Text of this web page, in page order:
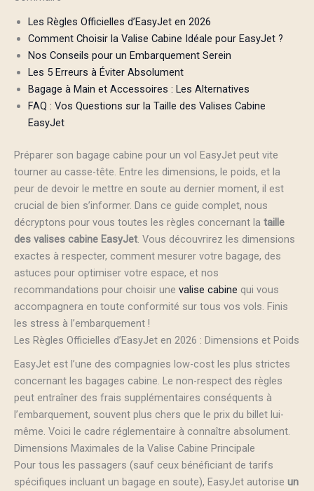
Les Règles Officielles d’EasyJet en 2026
Comment Choisir la Valise Cabine Idéale pour EasyJet ?
Nos Conseils pour un Embarquement Serein
Les 5 Erreurs à Éviter Absolument
Bagage à Main et Accessoires : Les Alternatives
FAQ : Vos Questions sur la Taille des Valises Cabine
EasyJet
Préparer son bagage cabine pour un vol EasyJet peut vite
tourner au casse-tête. Entre les dimensions, le poids, et la
peur de devoir le mettre en soute au dernier moment, il est
crucial de bien s’informer. Dans ce guide complet, nous
décryptons pour vous toutes les règles concernant la taille
des valises cabine EasyJet . Vous découvrirez les dimensions
exactes à respecter, comment mesurer votre bagage, des
astuces pour optimiser votre espace, et nos
recommandations pour choisir une valise cabine qui vous
accompagnera en toute conformité sur tous vos vols. Finis
les stress à l’embarquement !
Les Règles Officielles d’EasyJet en 2026 : Dimensions et Poids
EasyJet est l’une des compagnies low-cost les plus strictes
concernant les bagages cabine. Le non-respect des règles
peut entraîner des frais supplémentaires conséquents à
l’embarquement, souvent plus chers que le prix du billet lui-
même. Voici le cadre réglementaire à connaître absolument.
Dimensions Maximales de la Valise Cabine Principale
Pour tous les passagers (sauf ceux bénéficiant de tarifs
spécifiques incluant un bagage en soute), EasyJet autorise un